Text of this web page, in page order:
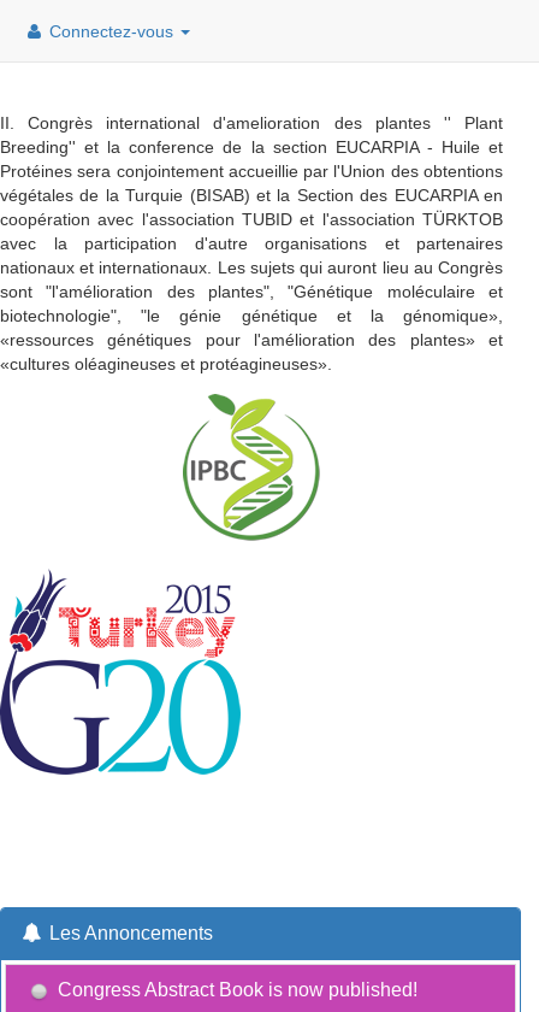
Connectez-vous
II. Congrès international d'amelioration des plantes '' Plant
Breeding'' et la conference de la section EUCARPIA - Huile et
Protéines sera conjointement accueillie par l'Union des obtentions
végétales de la Turquie (BISAB) et la Section des EUCARPIA en
coopération avec l'association TUBID et l'association TÜRKTOB
avec la participation d'autre organisations et partenaires
nationaux et internationaux. Les sujets qui auront lieu au Congrès
sont "l'amélioration des plantes", "Génétique moléculaire et
biotechnologie", "le génie génétique et la génomique»,
«ressources génétiques pour l'amélioration des plantes» et
«cultures oléagineuses et protéagineuses».
Les Annoncements
Congress Abstract Book is now published!